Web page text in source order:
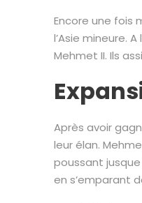
Encore une fois
l’Asie mineure.
Mehmet II. Ils
Après avoir
leur élan.
poussant
en s’emparant